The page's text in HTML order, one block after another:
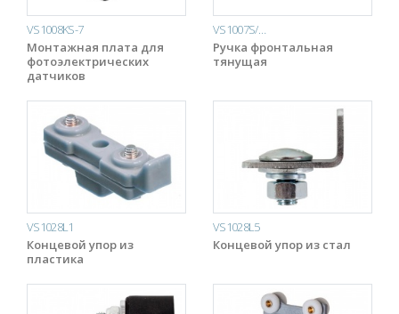
VS1008KS-7
Монтажная плата для
фотоэлектрических
датчиков
VS1007S/…
Ручка фронтальная
тянущая
VS1028L1
Концевой упор из
пластика
VS1028L5
Концевой упор из стал